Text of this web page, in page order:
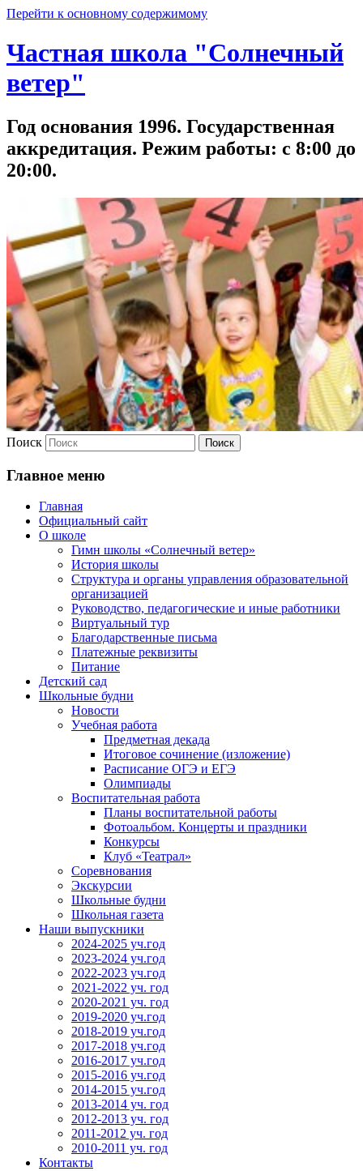
Перейти к основному содержимому
Частная школа "Солнечный
ветер"
Год основания 1996. Государственная
аккредитация. Режим работы: с 8:00 до
20:00.
Поиск
Главное меню
Главная
Официальный сайт
О школе
Гимн школы «Солнечный ветер»
История школы
Структура и органы управления образовательной
организацией
Руководство, педагогические и иные работники
Виртуальный тур
Благодарственные письма
Платежные реквизиты
Питание
Детский сад
Школьные будни
Новости
Учебная работа
Предметная декада
Итоговое сочинение (изложение)
Расписание ОГЭ и ЕГЭ
Олимпиады
Воспитательная работа
Планы воспитательной работы
Фотоальбом. Концерты и праздники
Конкурсы
Клуб «Театрал»
Соревнования
Экскурсии
Школьные будни
Школьная газета
Наши выпускники
2024-2025 уч.год
2023-2024 уч.год
2022-2023 уч.год
2021-2022 уч. год
2020-2021 уч. год
2019-2020 уч.год
2018-2019 уч.год
2017-2018 уч.год
2016-2017 уч.год
2015-2016 уч.год
2014-2015 уч.год
2013-2014 уч. год
2012-2013 уч. год
2011-2012 уч. год
2010-2011 уч. год
Контакты